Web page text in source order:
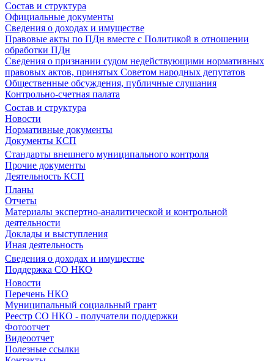
Состав и структура
Официальные документы
Сведения о доходах и имуществе
Правовые акты по ПДн вместе с Политикой в отношении
обработки ПДн
Сведения о признании судом недействующими нормативных
правовых актов, принятых Советом народных депутатов
Общественные обсуждения, публичные слушания
Контрольно-счетная палата
Состав и структура
Новости
Нормативные документы
Документы КСП
Стандарты внешнего муниципального контроля
Прочие документы
Деятельность КСП
Планы
Отчеты
Материалы экспертно-аналитической и контрольной
деятельности
Доклады и выступления
Иная деятельность
Сведения о доходах и имуществе
Поддержка СО НКО
Новости
Перечень НКО
Муниципальный социальный грант
Реестр СО НКО - получатели поддержки
Фотоотчет
Видеоотчет
Полезные ссылки